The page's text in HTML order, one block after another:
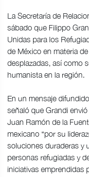
La Secretaría de
sábado que Filippo
Unidas para los
de México en materia
desplazadas, así como
humanista en la región.
En un mensaje
señaló que Grandi
Juan Ramón de la
mexicano “por su
soluciones duraderas y
personas refugiadas y
iniciativas emprendidas